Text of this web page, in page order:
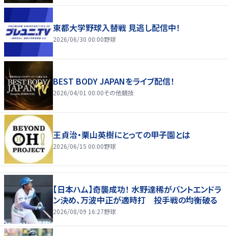
東都大学野球入替戦 見逃し配信中！
2026/06/30 00:00野球
BEST BODY JAPANをライブ配信！
2026/04/01 00:00その他競技
王貞治・栗山英樹にとっての甲子園とは
2026/06/15 00:00野球
【日本ハム】奇襲成功！ 水野達稀がバントエンドラ
ン決め、万波中正が適時打 投手戦の均衡破る
2026/08/09 16:27野球